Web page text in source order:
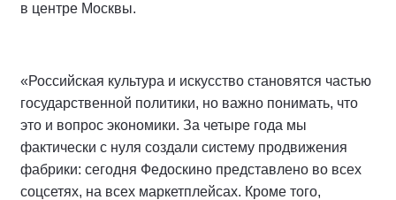
в центре Москвы.
«Российская культура и искусство становятся частью
государственной политики, но важно понимать, что
это и вопрос экономики. За четыре года мы
фактически с нуля создали систему продвижения
фабрики: сегодня Федоскино представлено во всех
соцсетях, на всех маркетплейсах. Кроме того,